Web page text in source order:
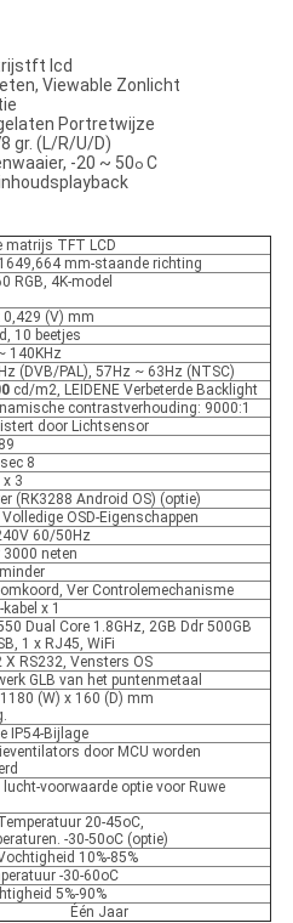
lcd
Viewable Zonlicht
Portretwijze
gr. (L/R/U/D)
-20 ~ 50oC
matrijs TFT LCD
mm-staande richting
RGB, 4K-model
0,429 (V) mm
10 beetjes
140KHz
(DVB/PAL), 57Hz ~ 63Hz (NTSC)
cd/m2, LEIDENE Verbeterde Backlight
contrastverhouding: 9000:1
door Lichtsensor
8
x 3
(RK3288 Android OS) (optie)
OSD-Eigenschappen
60/50Hz
neten
Ver Controlemechanisme
kabel x 1
Dual Core 1.8GHz, 2GB Ddr 500GB
1 x RJ45, WiFi
X RS232, Vensters OS
GLB van het puntenmetaal
(W) x 160 (D) mm
IP54-Bijlage
door MCU worden
voorwaarde optie voor Ruwe
20-45oC,
-30-50oC (optie)
10%-85%
-30-60oC
5%-90%
Één Jaar